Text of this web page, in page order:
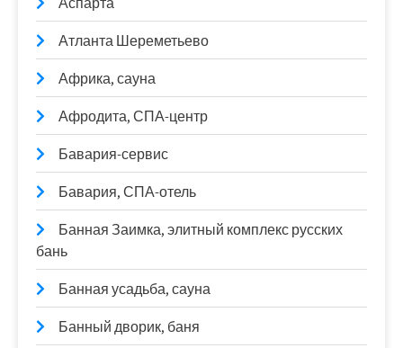
Атланта Шереметьево
Африка, сауна
Афродита, СПА-центр
Бавария-сервис
Бавария, СПА-отель
Банная Заимка, элитный комплекс русских
бань
Банная усадьба, сауна
Банный дворик, баня